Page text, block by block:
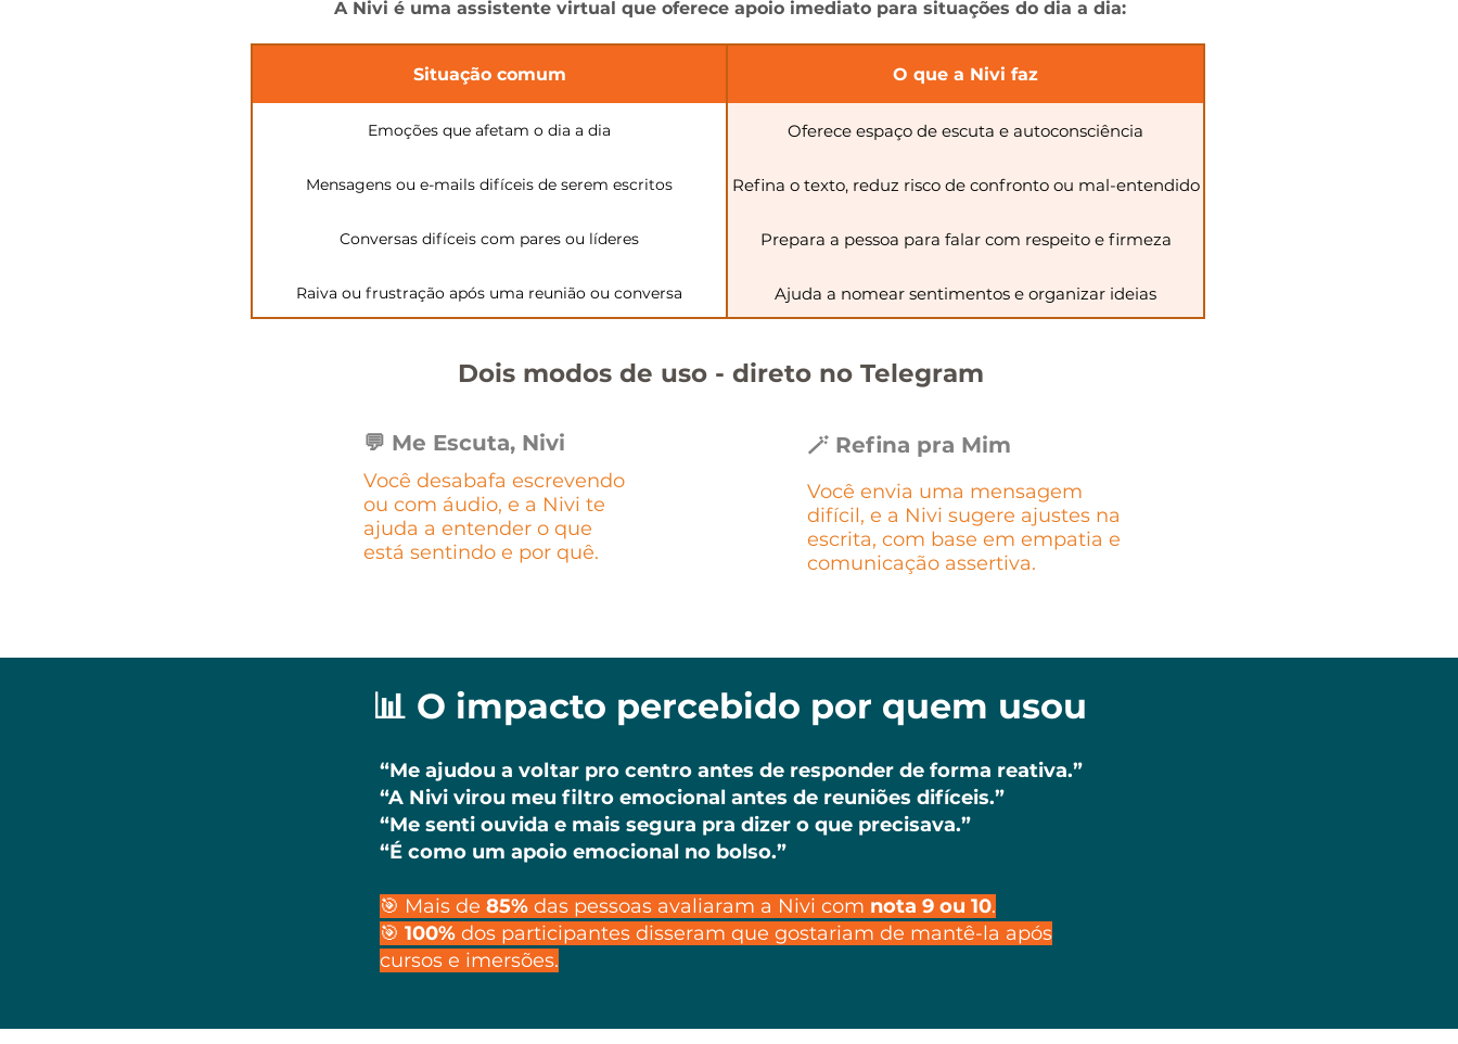
A Nivi é uma assistente virtual que oferece apoio imediato para situações do dia a dia:
Situação comum O que a Nivi faz
Emoções que afetam o dia a dia Oferece espaço de escuta e autoconsciência
Mensagens ou e-mails difíceis de serem escritos Refina o texto, reduz risco de confronto ou mal-entendido
Conversas difíceis com pares ou líderes Prepara a pessoa para falar com respeito e firmeza
Raiva ou frustração após uma reunião ou conversa Ajuda a nomear sentimentos e organizar ideias
Dois modos de uso - direto no Telegram
💬 Me Escuta, Nivi
Você desabafa escrevendo
ou com áudio, e a Nivi te
ajuda a entender o que
está sentindo e por quê.
🪄 Refina pra Mim
Você envia uma mensagem
difícil, e a Nivi sugere ajustes na
escrita, com base em empatia e
comunicação assertiva.
📊 O impacto percebido por quem usou
“Me ajudou a voltar pro centro antes de responder de forma reativa.”
“A Nivi virou meu filtro emocional antes de reuniões difíceis.”
“Me senti ouvida e mais segura pra dizer o que precisava.”
“É como um apoio emocional no bolso.”
🎯 Mais de 85% das pessoas avaliaram a Nivi com nota 9 ou 10.
🎯 100% dos participantes disseram que gostariam de mantê-la após
cursos e imersões.